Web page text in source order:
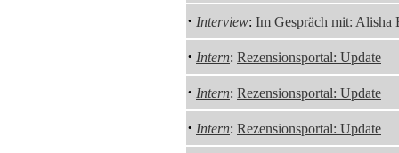
· Interview: Im Gespräch mit: Alisha
· Intern: Rezensionsportal: Update
· Intern: Rezensionsportal: Update
· Intern: Rezensionsportal: Update